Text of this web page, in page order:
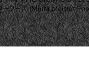
ーフーズ (Miura Meister